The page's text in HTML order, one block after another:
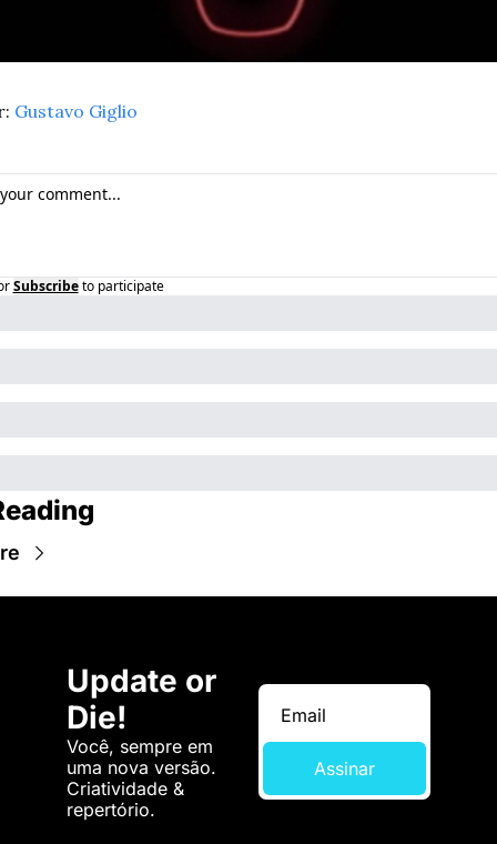
Gustavo Giglio
Subscribe to participate
Update or
Die!
Você, sempre em
uma nova versão.
Criatividade &
repertório.
Assinar